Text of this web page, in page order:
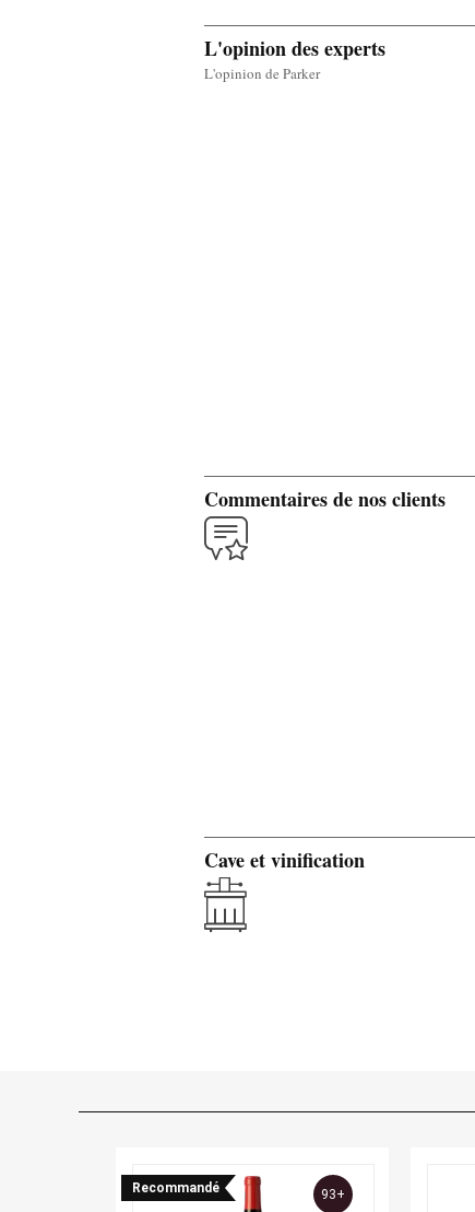
L'opinion des experts
L'opinion de Parker
Commentaires de nos clients
Cave et vinification
Recommandé 93+